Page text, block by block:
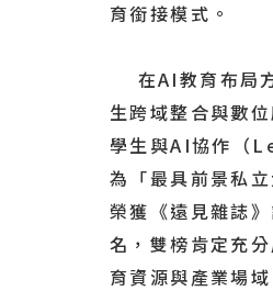
育銜接模式。
在AI教育布局
生跨域整合與數
學生與AI協作（
為「最具前景私
榮獲《遠見雜誌
名，雙榜肯定充
育資源與產業場